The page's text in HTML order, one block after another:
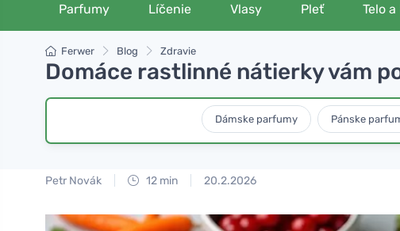
Parfumy Líčenie Vlasy Pleť Telo
Ferwer Blog Zdravie
Domáce rastlinné nátierky vám
Dámske parfumy Pánske
Petr Novák 12 min 20.2.2026